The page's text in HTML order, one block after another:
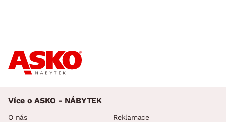
Více o ASKO - NÁBYTEK
O nás Reklamace